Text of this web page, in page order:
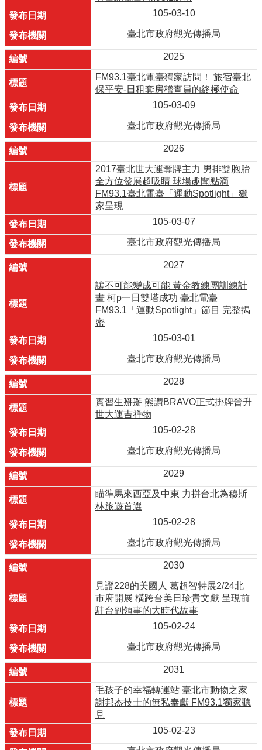
105-03-10
臺北市政府觀光傳播局
2025
FM93.1臺北電臺獨家訪問！ 旅宿臺北
保平安-日租套房稽查員的終極使命
105-03-09
臺北市政府觀光傳播局
2026
2017臺北世大運奪牌主力 男排雙胞胎
全方位發展超吸睛 球場趣聞點滴
FM93.1臺北電臺「運動Spotlight」獨
家呈現
105-03-07
臺北市政府觀光傳播局
2027
讓不可能變成可能 黃金教練團訓練計
畫 柯p一日雙塔成功 臺北電臺
FM93.1「運動Spotlight」節目 完整揭
密
105-03-01
臺北市政府觀光傳播局
2028
實習生掰掰 熊讚BRAVO正式掛牌晉升
世大運吉祥物
105-02-28
臺北市政府觀光傳播局
2029
瞄準馬來西亞及中東 力拼台北為穆斯
林旅遊首選
105-02-28
臺北市政府觀光傳播局
2030
見證228的美國人 葛超智特展2/24北
市府開展 橫跨台美日珍貴文獻 呈現前
駐台副領事的大時代故事
105-02-24
臺北市政府觀光傳播局
2031
毛孩子的幸福轉運站 臺北市動物之家
謝邦杰技士的無私奉獻 FM93.1獨家聽
見
105-02-23